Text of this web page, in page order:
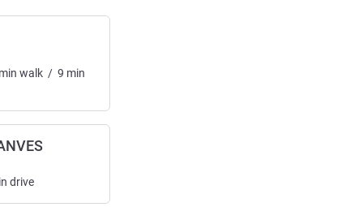
min walk / 9 min
drive